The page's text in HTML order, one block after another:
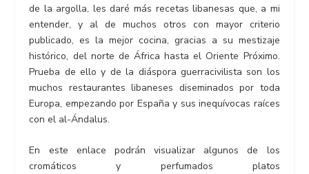
de la argolla, les daré más recetas libanesas que, a mi
entender, y al de muchos otros con mayor criterio
publicado, es la mejor cocina, gracias a su mestizaje
histórico, del norte de África hasta el Oriente Próximo.
Prueba de ello y de la diáspora guerracivilista son los
muchos restaurantes libaneses diseminados por toda
Europa, empezando por España y sus inequívocas raíces
con el al-Ándalus.
En este enlace podrán visualizar algunos de los
cromáticos y perfumados platos